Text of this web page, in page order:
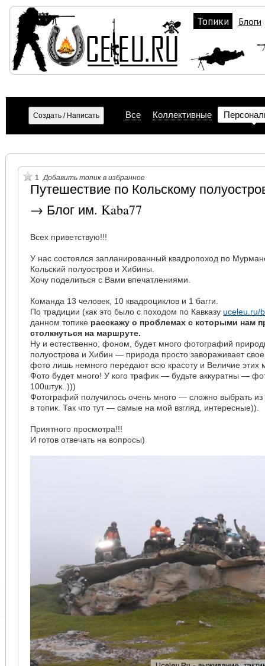
Топики Блоги
Все Коллективные
1 Добавить топик в избранное
Путешествие по Кольскому
→ Блог им. Kaba77
Всех приветствую!!!
У нас состоялся запланированный квадропоход по
Кольский полуостров и Хибины.
Хочу поделиться с Вами впечатлениями.
Команда 13 человек, 10 квадроциклов и 1 багги.
По традиции (как это было с походом по Кавказуuceleu.ru/
данном топике расскажу о проблемах с которыми нам
столкнуться на маршруте.
Ну и естественно, фоном, будет много фотографий
полуострова и Хибин — природа просто завораживает
фото лишь немного передают всю красоту и Величие этих
Фото будет много! У кого трафик — будьте аккуратны —
100штук..)))
Фотографий получилось очень много — сложно выбрать из
в топик. Так что тут — самые на мой взгляд, интересные)).
Приятного просмотра!!!
И готов отвечать на вопросы)